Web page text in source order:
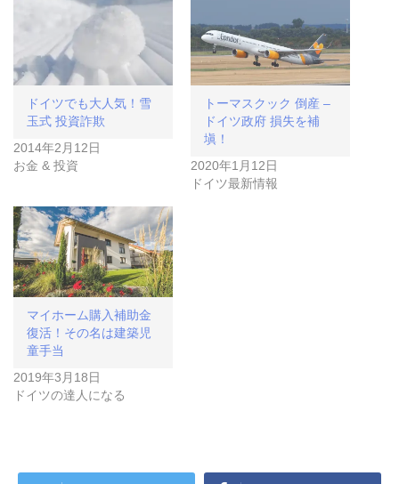
ドイツでも大人気！雪
玉式 投資詐欺
2014年2月12日
お金 & 投資
トーマスクック 倒産 –
ドイツ政府 損失を補
塡！
2020年1月12日
ドイツ最新情報
マイホーム購入補助金
復活！その名は建築児
童手当
2019年3月18日
ドイツの達人になる